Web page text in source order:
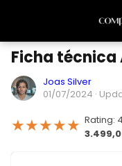
Ficha técnica
Joas Silver
01/07/2024 ·
★★★★★ Rating: